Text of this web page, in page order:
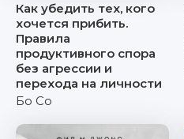
Как убедить тех, кого
хочется прибить.
Правила
продуктивного спора
без агрессии и
перехода на личности
Бо Со